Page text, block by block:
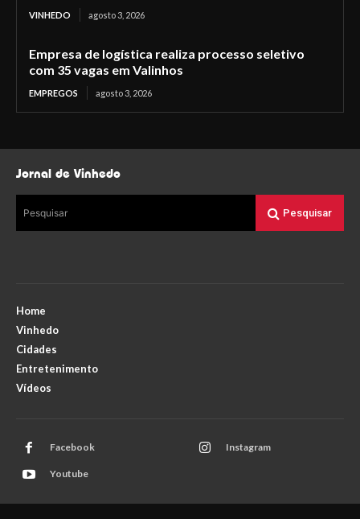
VINHEDO agosto 3, 2026
Empresa de logística realiza processo seletivo
com 35 vagas em Valinhos
EMPREGOS agosto 3, 2026
Jornal de Vinhedo
Pesquisar Pesquisar
Home
Vinhedo
Cidades
Entretenimento
Vídeos
Facebook Instagram
Youtube